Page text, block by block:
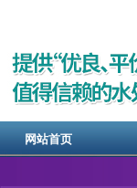
网站首页